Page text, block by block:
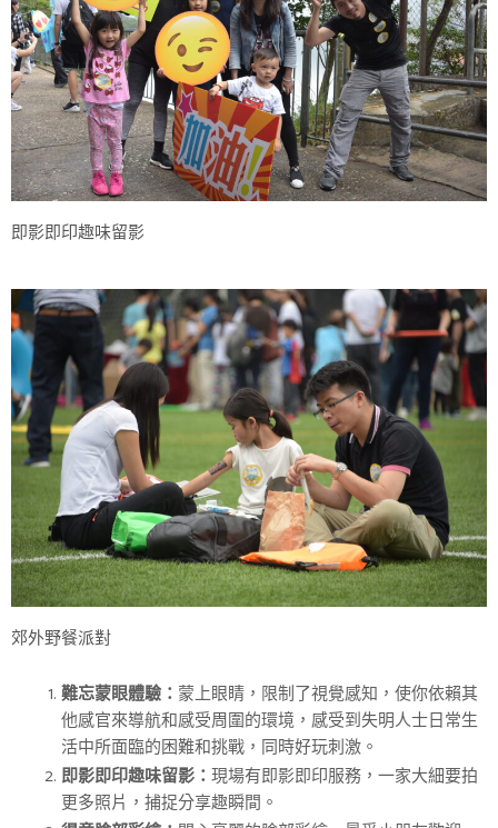
即影即印趣味留影
郊外野餐派對
難忘蒙眼體驗： 蒙上眼睛，限制了視覺感知，使你依賴其
他感官來導航和感受周圍的環境，感受到失明人士日常生
活中所面臨的困難和挑戰，同時好玩刺激。
即影即印趣味留影： 現場有即影即印服務，一家大細要拍
更多照片，捕捉分享趣瞬間。